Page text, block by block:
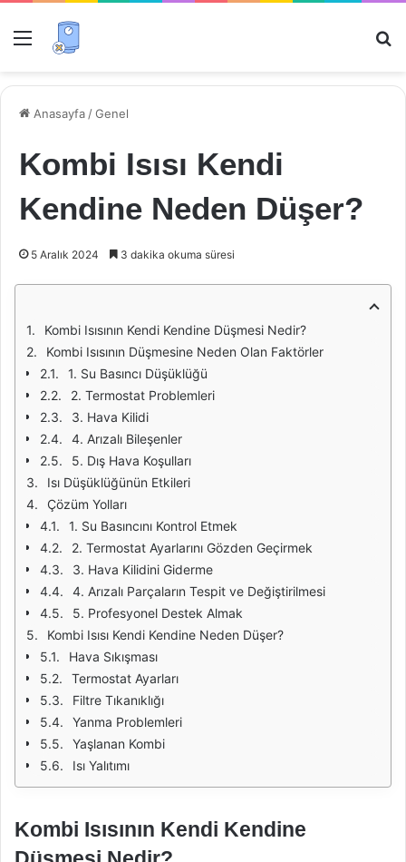
Menü
Anasayfa /Genel
Kombi Isısı Kendi
Kendine Neden Düşer?
5 Aralık 2024 3 dakika okuma süresi
Kombi Isısının Kendi Kendine Düşmesi Nedir?
Kombi Isısının Düşmesine Neden Olan Faktörler
1. Su Basıncı Düşüklüğü
2. Termostat Problemleri
3. Hava Kilidi
4. Arızalı Bileşenler
5. Dış Hava Koşulları
Isı Düşüklüğünün Etkileri
Çözüm Yolları
1. Su Basıncını Kontrol Etmek
2. Termostat Ayarlarını Gözden Geçirmek
3. Hava Kilidini Giderme
4. Arızalı Parçaların Tespit ve Değiştirilmesi
5. Profesyonel Destek Almak
Kombi Isısı Kendi Kendine Neden Düşer?
Hava Sıkışması
Termostat Ayarları
Filtre Tıkanıklığı
Yanma Problemleri
Yaşlanan Kombi
Isı Yalıtımı
Kombi Isısının Kendi Kendine